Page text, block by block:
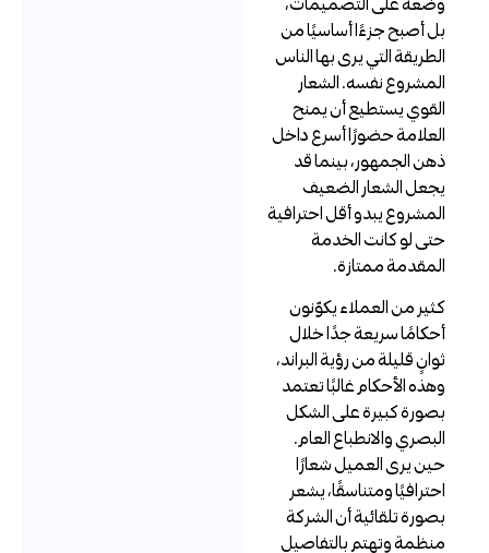
بل أصبح جزءًا أساسيًا من
الطريقة التي يرى بها الناس
المشروع نفسه. الشعار
القوي يستطيع أن يمنح
العلامة حضورًا أسرع داخل
ذهن الجمهور، بينما قد
يجعل الشعار الضعيف
المشروع يبدو أقل احترافية
حتى لو كانت الخدمة
المقدمة ممتازة.
كثير من العملاء يكوّنون
أحكامًا سريعة جدًا خلال
ثوانٍ قليلة من رؤية البراند،
وهذه الأحكام غالبًا تعتمد
بصورة كبيرة على الشكل
البصري والانطباع العام.
حين يرى العميل شعارًا
احترافيًا ومتناسقًا، يشعر
بصورة تلقائية أن الشركة
منظمة وتهتم بالتفاصيل